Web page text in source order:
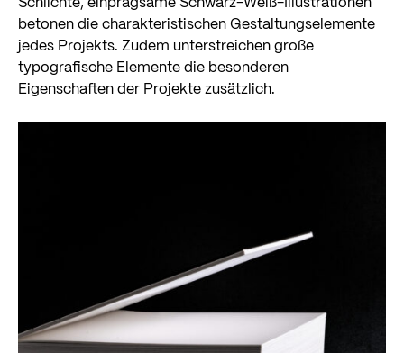
Schlichte, einprägsame Schwarz-Weiß-Illustrationen
betonen die charakteristischen Gestaltungselemente
jedes Projekts. Zudem unterstreichen große
typografische Elemente die besonderen
Eigenschaften der Projekte zusätzlich.